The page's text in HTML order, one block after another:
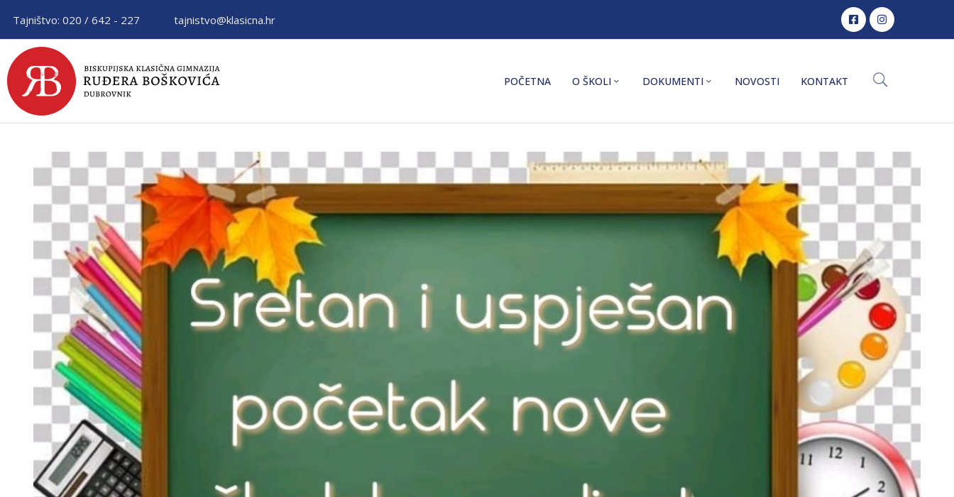
Tajništvo: 020 / 642 - 227 tajnistvo@klasicna.hr
POČETNA O ŠKOLI DOKUMENTI NOVOSTI KONTAKT